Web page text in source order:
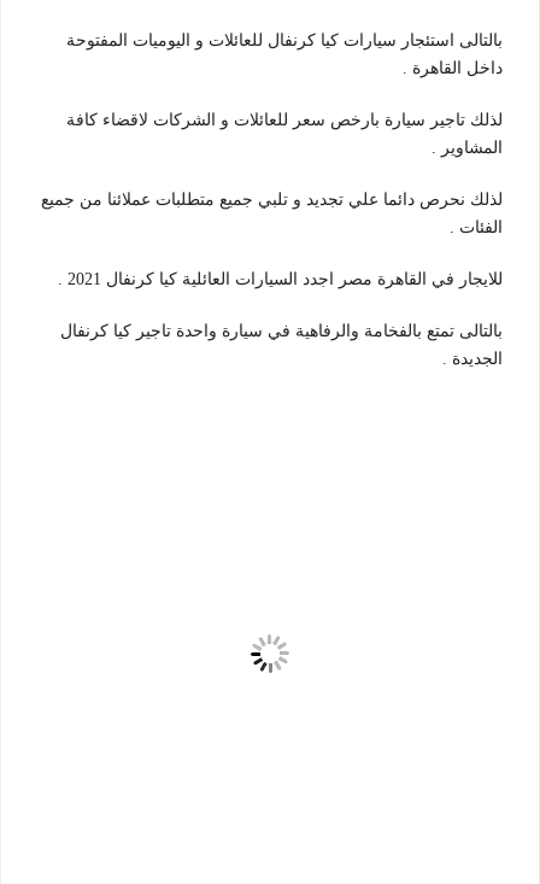
بالتالى استئجار سيارات كيا كرنفال للعائلات و اليوميات المفتوحة
داخل القاهرة .
لذلك تاجير سيارة بارخص سعر للعائلات و الشركات لاقضاء كافة
المشاوير .
لذلك نحرص دائما علي تجديد و تلبي جميع متطلبات عملائنا من جميع
الفئات .
للايجار في القاهرة مصر اجدد السيارات العائلية كيا كرنفال 2021 .
بالتالى تمتع بالفخامة والرفاهية في سيارة واحدة تاجير كيا كرنفال
الجديدة .